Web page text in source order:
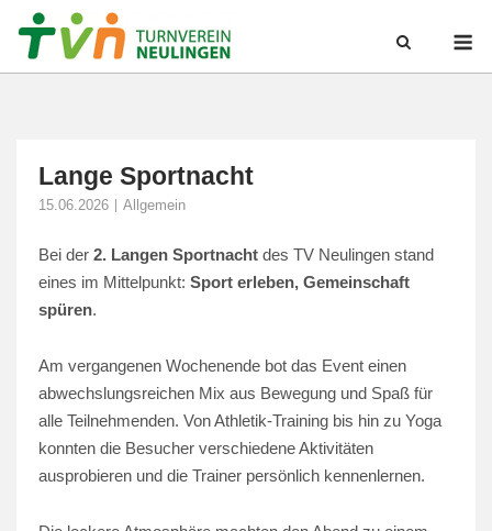
Lange Sportnacht
15.06.2026 Allgemein
Bei der 2. Langen Sportnacht des TV Neulingen stand
eines im Mittelpunkt: Sport erleben, Gemeinschaft
spüren.
Am vergangenen Wochenende bot das Event einen
abwechslungsreichen Mix aus Bewegung und Spaß für
alle Teilnehmenden. Von Athletik-Training bis hin zu Yoga
konnten die Besucher verschiedene Aktivitäten
ausprobieren und die Trainer persönlich kennenlernen.